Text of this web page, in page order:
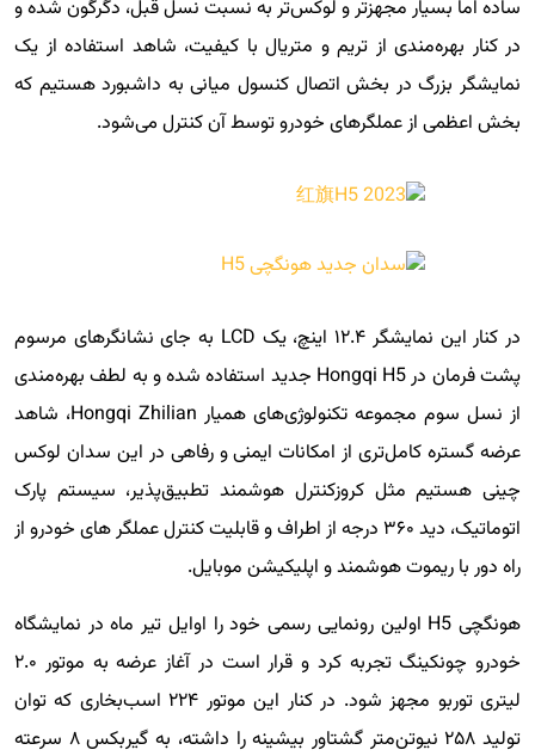
ساده اما بسیار مجهزتر و لوکس‌تر به نسبت نسل قبل، دگرگون شده و
در کنار بهره‌مندی از تریم و متریال با کیفیت، شاهد استفاده از یک
نمایشگر بزرگ در بخش اتصال کنسول میانی به داشبورد هستیم که
بخش اعظمی از عملگرهای خودرو توسط آن کنترل می‌شود.
در کنار این نمایشگر ۱۲.۴ اینچ، یک LCD به جای نشانگرهای مرسوم
پشت فرمان در Hongqi H5 جدید استفاده شده و به لطف بهره‌مندی
از نسل سوم مجموعه تکنولوژی‌های همیار Hongqi Zhilian، شاهد
عرضه گستره کامل‌تری از امکانات ایمنی و رفاهی در این سدان لوکس
چینی هستیم مثل کروزکنترل هوشمند تطبیق‌پذیر، سیستم پارک
اتوماتیک، دید ۳۶۰ درجه از اطراف و قابلیت کنترل عملگر های خودرو از
راه دور با ریموت هوشمند و اپلیکیشن موبایل.
هونگچی H5 اولین رونمایی رسمی خود را اوایل تیر ماه در نمایشگاه
خودرو چونکینگ تجربه کرد و قرار است در آغاز عرضه به موتور ۲.۰
لیتری توربو مجهز شود. در کنار این موتور ۲۲۴ اسب‌بخاری که توان
تولید ۲۵۸ نیوتن‌متر گشتاور بیشینه را داشته، به گیربکس ۸ سرعته